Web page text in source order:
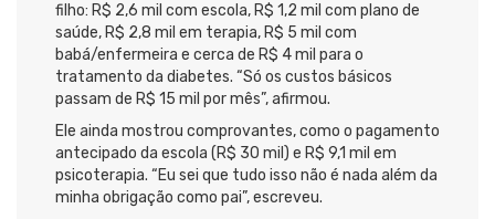
filho: R$ 2,6 mil com escola, R$ 1,2 mil com plano de
saúde, R$ 2,8 mil em terapia, R$ 5 mil com
babá/enfermeira e cerca de R$ 4 mil para o
tratamento da diabetes. “Só os custos básicos
passam de R$ 15 mil por mês”, afirmou.
Ele ainda mostrou comprovantes, como o pagamento
antecipado da escola (R$ 30 mil) e R$ 9,1 mil em
psicoterapia. “Eu sei que tudo isso não é nada além da
minha obrigação como pai”, escreveu.